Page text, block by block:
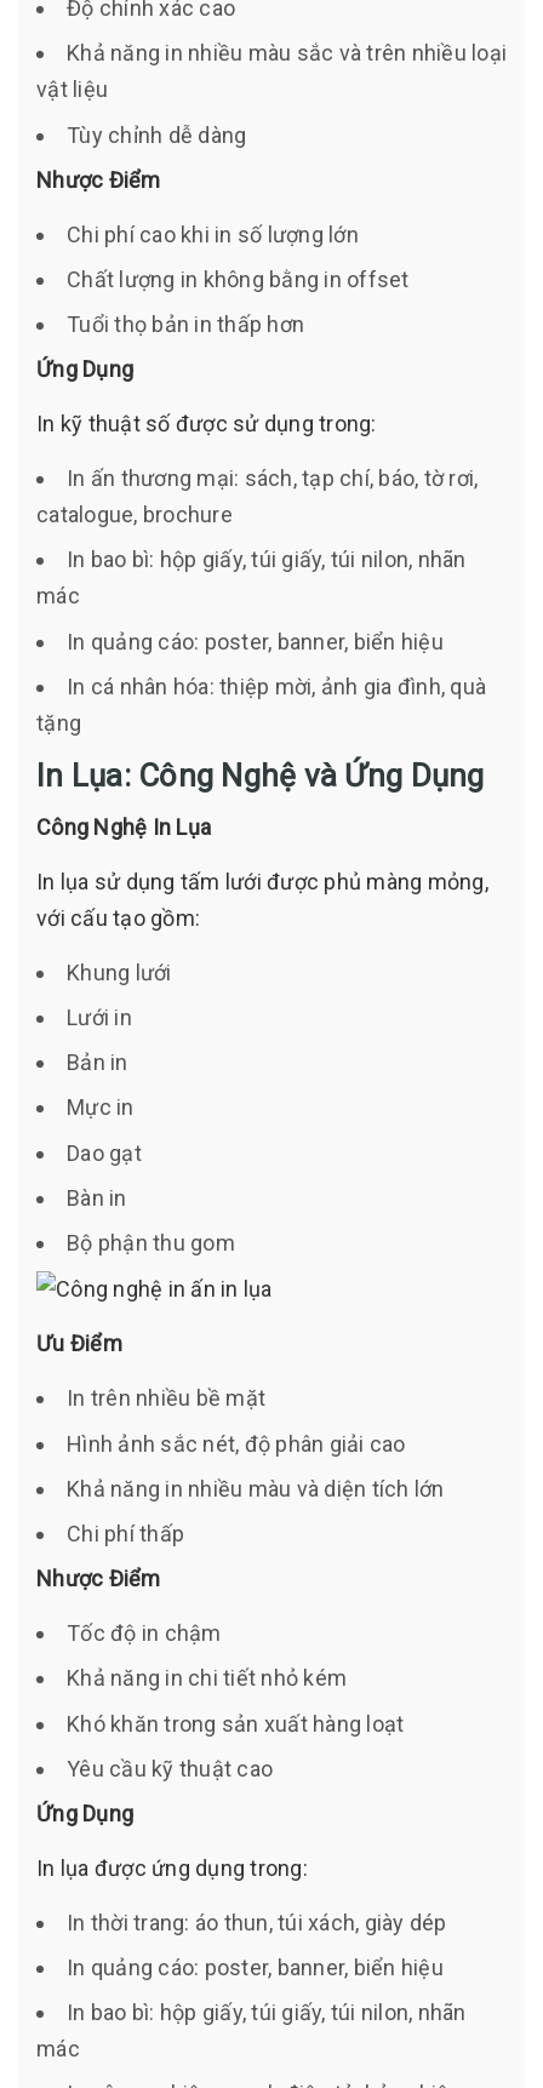
Độ chính xác cao
Khả năng in nhiều màu sắc và trên nhiều loại
vật liệu
Tùy chỉnh dễ dàng
Nhược Điểm
Chi phí cao khi in số lượng lớn
Chất lượng in không bằng in offset
Tuổi thọ bản in thấp hơn
Ứng Dụng
In kỹ thuật số được sử dụng trong:
In ấn thương mại: sách, tạp chí, báo, tờ rơi,
catalogue, brochure
In bao bì: hộp giấy, túi giấy, túi nilon, nhãn
mác
In quảng cáo: poster, banner, biển hiệu
In cá nhân hóa: thiệp mời, ảnh gia đình, quà
tặng
In Lụa: Công Nghệ và Ứng Dụng
Công Nghệ In Lụa
In lụa sử dụng tấm lưới được phủ màng mỏng,
với cấu tạo gồm:
Khung lưới
Lưới in
Bản in
Mực in
Dao gạt
Bàn in
Bộ phận thu gom
Ưu Điểm
In trên nhiều bề mặt
Hình ảnh sắc nét, độ phân giải cao
Khả năng in nhiều màu và diện tích lớn
Chi phí thấp
Nhược Điểm
Tốc độ in chậm
Khả năng in chi tiết nhỏ kém
Khó khăn trong sản xuất hàng loạt
Yêu cầu kỹ thuật cao
Ứng Dụng
In lụa được ứng dụng trong:
In thời trang: áo thun, túi xách, giày dép
In quảng cáo: poster, banner, biển hiệu
In bao bì: hộp giấy, túi giấy, túi nilon, nhãn
mác